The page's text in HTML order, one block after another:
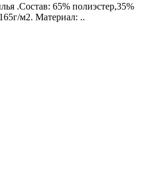
.Состав: 65% полиэстер,35%
м2. Материал: ..